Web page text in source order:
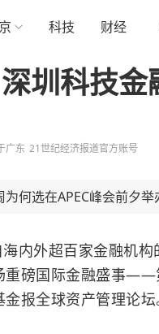
科技 财经
圳科技金
广东 21世纪经济报道官方账号
何选在APEC峰会前夕举
内外超百家金融机
重磅国际金融盛事
报全球资产管理论